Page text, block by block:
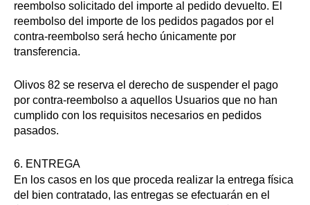
reembolso solicitado del importe al pedido devuelto. El
reembolso del importe de los pedidos pagados por el
contra-reembolso será hecho únicamente por
transferencia.
Olivos 82 se reserva el derecho de suspender el pago
por contra-reembolso a aquellos Usuarios que no han
cumplido con los requisitos necesarios en pedidos
pasados.
6. ENTREGA
En los casos en los que proceda realizar la entrega física
del bien contratado, las entregas se efectuarán en el